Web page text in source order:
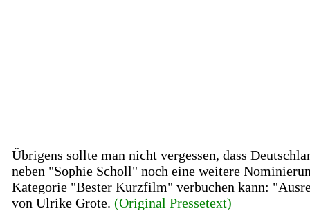
Übrigens sollte man nicht vergessen, dass
neben "Sophie Scholl" noch eine weitere
Kategorie "Bester Kurzfilm" verbuchen kann:
von Ulrike Grote. (Original Pressetext)